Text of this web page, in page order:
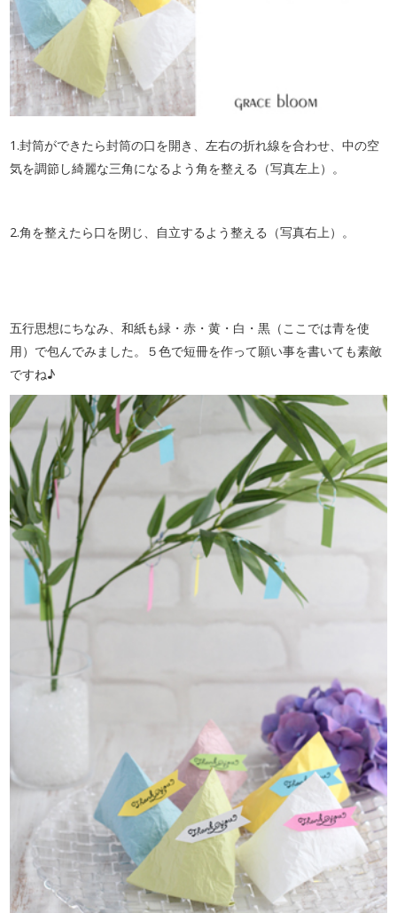
1.封筒ができたら封筒の口を開き、左右の折れ線を合わせ、中の空
気を調節し綺麗な三角になるよう角を整える（写真左上）。
2.角を整えたら口を閉じ、自立するよう整える（写真右上）。
五行思想にちなみ、和紙も緑・赤・黄・白・黒（ここでは青を使
用）で包んでみました。５色で短冊を作って願い事を書いても素敵
ですね♪